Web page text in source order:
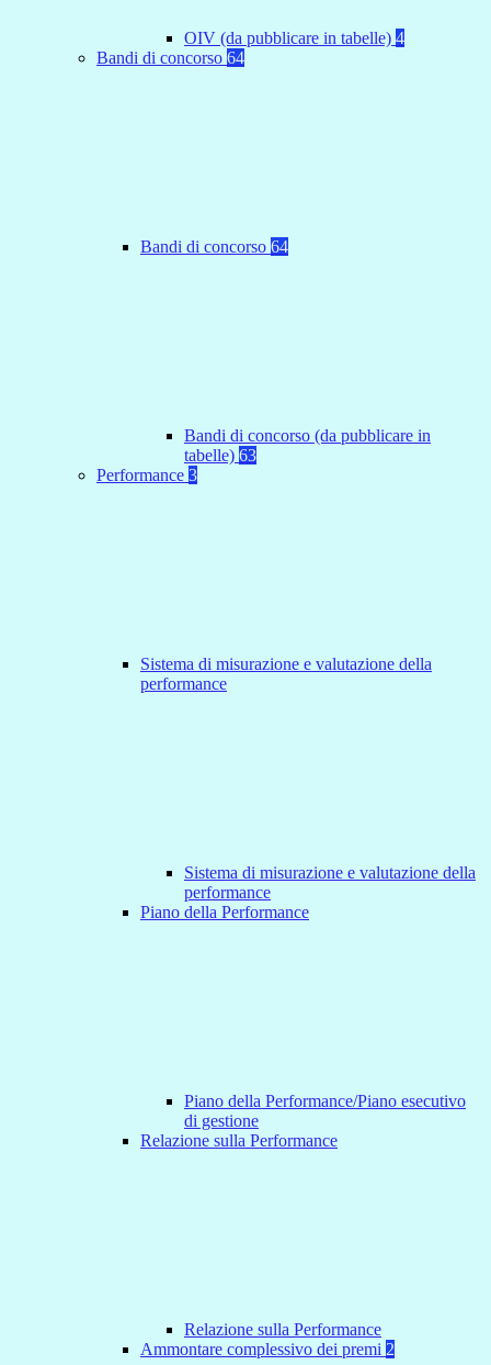
OIV (da pubblicare in tabelle) 4
Bandi di concorso 64
Bandi di concorso 64
Bandi di concorso (da pubblicare in
tabelle) 63
Performance 3
Sistema di misurazione e valutazione della
performance
Sistema di misurazione e valutazione della
performance
Piano della Performance
Piano della Performance/Piano esecutivo
di gestione
Relazione sulla Performance
Relazione sulla Performance
Ammontare complessivo dei premi 2